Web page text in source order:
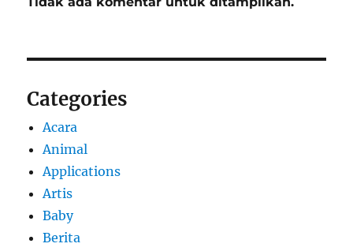
Categories
Acara
Animal
Applications
Artis
Baby
Berita